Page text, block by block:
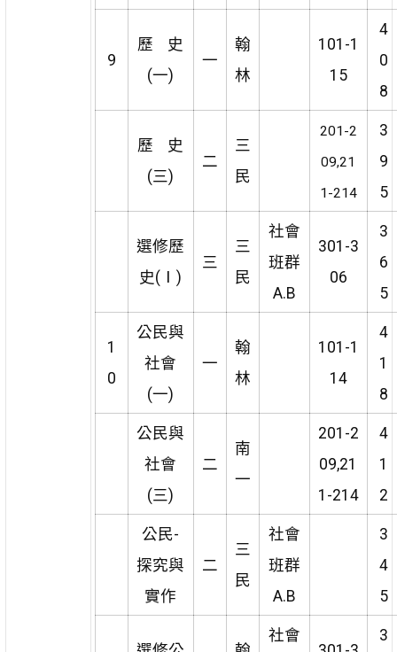
9
歷 史
(一)
一
翰
林
101-1
15
4
0
8
歷 史
(三)
二
三
民
201-2
09,21
1-214
3
9
5
選修歷
史(Ⅰ)
三
三
民
社會
班群
A.B
301-3
06
3
6
5
1
0
公民與
社會
(一)
一
翰
林
101-1
14
4
1
8
公民與
社會
(三)
二
南
一
201-2
09,21
1-214
4
1
2
公民-
探究與
實作
二
三
民
社會
班群
A.B
3
4
5
社會
3